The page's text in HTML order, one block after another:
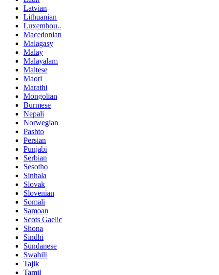
Latvian
Lithuanian
Luxembou..
Macedonian
Malagasy
Malay
Malayalam
Maltese
Maori
Marathi
Mongolian
Burmese
Nepali
Norwegian
Pashto
Persian
Punjabi
Serbian
Sesotho
Sinhala
Slovak
Slovenian
Somali
Samoan
Scots Gaelic
Shona
Sindhi
Sundanese
Swahili
Tajik
Tamil